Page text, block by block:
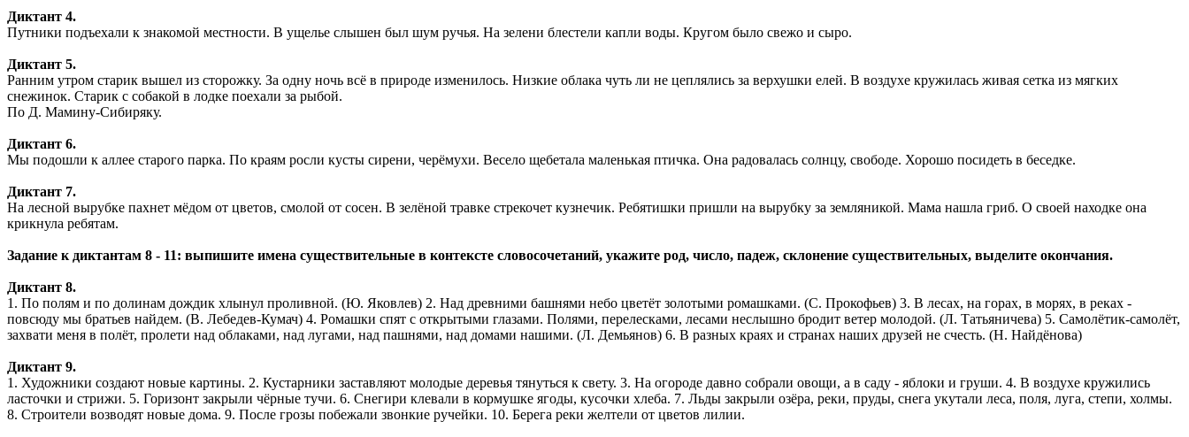
Диктант 4.
Путники подъехали к знакомой местности. В ущелье слышен был шум ручья. На зелени блестели капли воды. Кругом было свежо и сыро.
Диктант 5.
Ранним утром старик вышел из сторожку. За одну ночь всё в природе изменилось. Низкие облака чуть ли не цеплялись за верхушки елей. В воздухе кружилась живая сетка из мягких
снежинок. Старик с собакой в лодке поехали за рыбой.
По Д. Мамину-Сибиряку.
Диктант 6.
Мы подошли к аллее старого парка. По краям росли кусты сирени, черёмухи. Весело щебетала маленькая птичка. Она радовалась солнцу, свободе. Хорошо посидеть в беседке.
Диктант 7.
На лесной вырубке пахнет мёдом от цветов, смолой от сосен. В зелёной травке стрекочет кузнечик. Ребятишки пришли на вырубку за земляникой. Мама нашла гриб. О своей находке она
крикнула ребятам.
Задание к диктантам 8 - 11: выпишите имена существительные в контексте словосочетаний, укажите род, число, падеж, склонение существительных, выделите окончания.
Диктант 8.
1. По полям и по долинам дождик хлынул проливной. (Ю. Яковлев) 2. Над древними башнями небо цветёт золотыми ромашками. (С. Прокофьев) 3. В лесах, на горах, в морях, в реках -
повсюду мы братьев найдем. (В. Лебедев-Кумач) 4. Ромашки спят с открытыми глазами. Полями, перелесками, лесами неслышно бродит ветер молодой. (Л. Татьяничева) 5. Самолётик-самолёт,
захвати меня в полёт, пролети над облаками, над лугами, над пашнями, над домами нашими. (Л. Демьянов) 6. В разных краях и странах наших друзей не счесть. (Н. Найдёнова)
Диктант 9.
1. Художники создают новые картины. 2. Кустарники заставляют молодые деревья тянуться к свету. 3. На огороде давно собрали овощи, а в саду - яблоки и груши. 4. В воздухе кружились
ласточки и стрижи. 5. Горизонт закрыли чёрные тучи. 6. Снегири клевали в кормушке ягоды, кусочки хлеба. 7. Льды закрыли озёра, реки, пруды, снега укутали леса, поля, луга, степи, холмы.
8. Строители возводят новые дома. 9. После грозы побежали звонкие ручейки. 10. Берега реки желтели от цветов лилии.